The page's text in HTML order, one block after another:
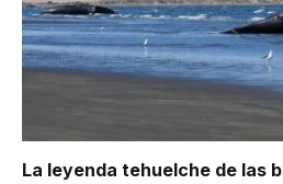
La leyenda tehuelche de las